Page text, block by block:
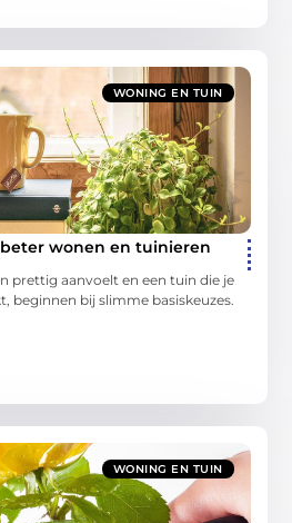
WONING EN TUIN
wonen en tuinieren
prettig aanvoelt en een tuin die je
beginnen bij slimme basiskeuzes.
WONING EN TUIN